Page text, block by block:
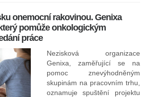
onemocní rakovinou. Genixa
pomůže onkologickým
práce
Nezisková organizace
Genixa, zaměřující se na
pomoc znevýhodněným
skupinám na pracovním trhu,
oznamuje spuštění projektu